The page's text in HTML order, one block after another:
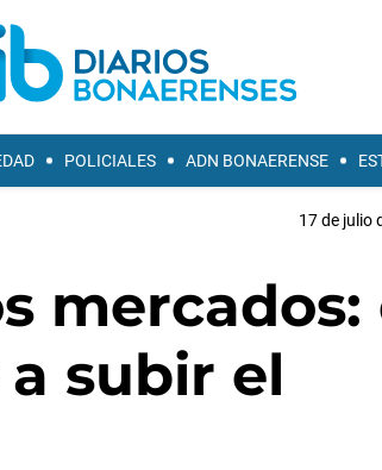
POLICIALES ADN BONAERENSE
17 de julio
mercados:
subir el